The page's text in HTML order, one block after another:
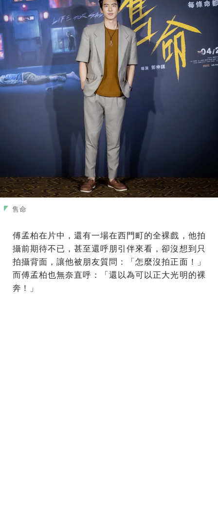
售命
傅孟柏在片中，還有一場在西門町的全裸戲，他拍
攝前期待不已，甚至還呼朋引伴來看，卻沒想到只
拍攝背面，讓他被朋友質問：「怎麼沒拍正面！」
而傅孟柏也無奈直呼：「還以為可以正大光明的裸
奔！」